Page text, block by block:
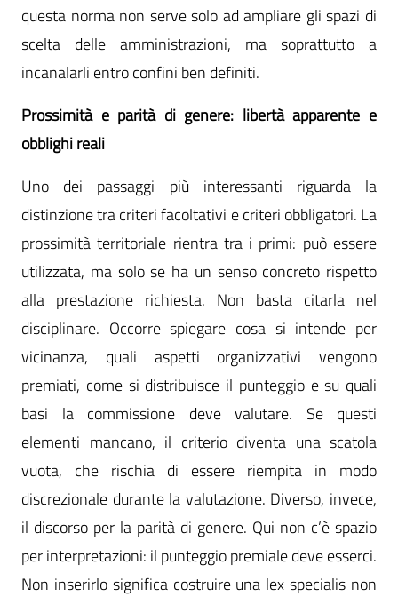
questa norma non serve solo ad ampliare gli spazi di
scelta delle amministrazioni, ma soprattutto a
incanalarli entro confini ben definiti.
Prossimità e parità di genere: libertà apparente e
obblighi reali
Uno dei passaggi più interessanti riguarda la
distinzione tra criteri facoltativi e criteri obbligatori. La
prossimità territoriale rientra tra i primi: può essere
utilizzata, ma solo se ha un senso concreto rispetto
alla prestazione richiesta. Non basta citarla nel
disciplinare. Occorre spiegare cosa si intende per
vicinanza, quali aspetti organizzativi vengono
premiati, come si distribuisce il punteggio e su quali
basi la commissione deve valutare. Se questi
elementi mancano, il criterio diventa una scatola
vuota, che rischia di essere riempita in modo
discrezionale durante la valutazione. Diverso, invece,
il discorso per la parità di genere. Qui non c’è spazio
per interpretazioni: il punteggio premiale deve esserci.
Non inserirlo significa costruire una lex specialis non